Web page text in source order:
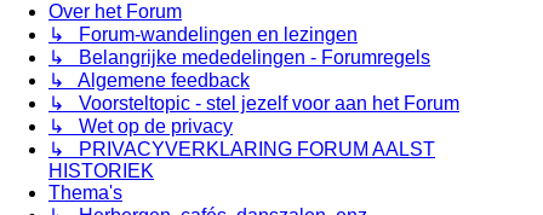
Over het Forum
↳ Forum-wandelingen en lezingen
↳ Belangrijke mededelingen - Forumregels
↳ Algemene feedback
↳ Voorsteltopic - stel jezelf voor aan het Forum
↳ Wet op de privacy
↳ PRIVACYVERKLARING FORUM AALST
HISTORIEK
Thema's